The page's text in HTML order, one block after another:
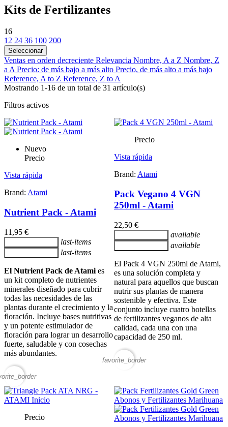
Kits de Fertilizantes
16
12 24 36 100 200
Seleccionar
Ventas en orden decreciente Relevancia Nombre, A a Z Nombre, Z
a A Precio: de más bajo a más alto Precio, de más alto a más bajo
Reference, A to Z Reference, Z to A
Mostrando 1-16 de un total de 31 artículo(s)
Filtros activos
Nuevo
Precio
Vista rápida
Brand: Atami
Nutrient Pack - Atami
11,95 €
last-items
last-items
El Nutrient Pack de Atami es
un kit completo de nutrientes
minerales diseñado para cubrir
todas las necesidades de las
plantas durante el crecimiento y la
floración. Incluye bases nutritivas
y un potente estimulador de
floración para lograr un desarrollo
fuerte, saludable y con cosechas
más abundantes.
Precio
Vista rápida
Brand: Atami
Pack Vegano 4 VGN
250ml - Atami
22,50 €
available
available
El Pack 4 VGN 250ml de Atami,
es una solución completa y
natural para aquellos que buscan
nutrir sus plantas de manera
sostenible y efectiva. Este
conjunto incluye cuatro botellas
de fertilizantes veganos de alta
calidad, cada una con una
capacidad de 250 ml.
favorite_border
Precio